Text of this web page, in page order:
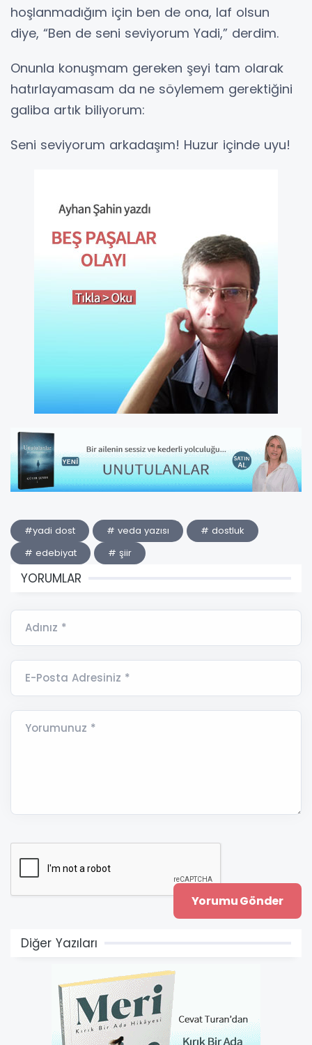
hoşlanmadığım için ben de ona, laf olsun
diye, “Ben de seni seviyorum Yadi,” derdim.
Onunla konuşmam gereken şeyi tam olarak
hatırlayamasam da ne söylemem gerektiğini
galiba artık biliyorum:
Seni seviyorum arkadaşım! Huzur içinde uyu!
#yadi dost # veda yazısı
# dostluk
# edebiyat
# şiir
YORUMLAR
Adınız *
E-Posta Adresiniz *
Yorumunuz *
Diğer Yazıları